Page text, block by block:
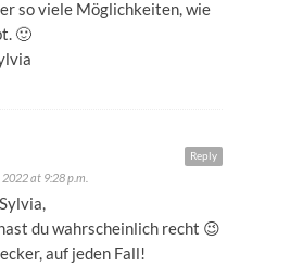
so viele Möglichkeiten, wie
🙂
Reply
at 9:28 p.m.
du wahrscheinlich recht 😉
auf jeden Fall!